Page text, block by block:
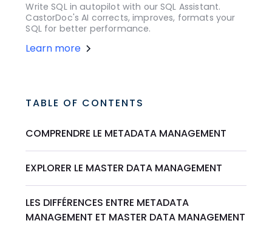
Write SQL in autopilot with our SQL Assistant.
CastorDoc's AI corrects, improves, formats your
SQL for better performance.
Learn more
TABLE OF CONTENTS
COMPRENDRE LE METADATA MANAGEMENT
EXPLORER LE MASTER DATA MANAGEMENT
LES DIFFÉRENCES ENTRE METADATA
MANAGEMENT ET MASTER DATA MANAGEMENT